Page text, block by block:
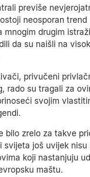
previše
neosporan trend
mnogim drugim
da su naišli na
privučeni
rado su tragali za
svojim
bilo zrelo za takve
svijeta još uvijek nisu
koji nastanjuju
maštu.